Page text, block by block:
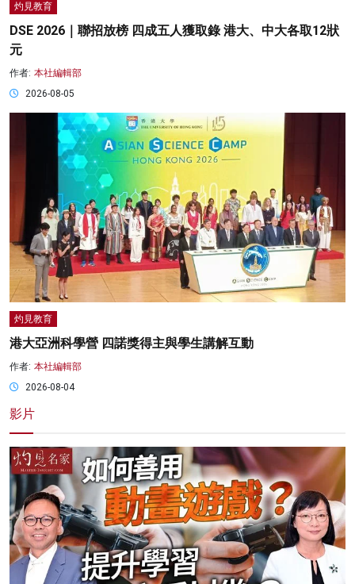
灼見教育
DSE 2026｜聯招放榜 四成五人獲取錄 港大、中大各取12狀
元
作者: 本社編輯部
2026-08-05
灼見教育
港大亞洲科學營 四諾獎得主與學生講解互動
作者: 本社編輯部
2026-08-04
影片